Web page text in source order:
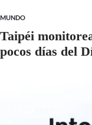
MUNDO
Taipéi
pocos días del